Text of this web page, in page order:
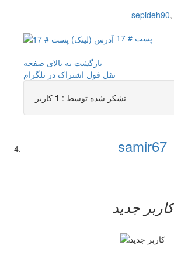
sepideh90,
پست # 17
بازگشت به بالای صفحه
نقل قول اشتراک در تلگرام
تشکر شده توسط : 1 کاربر
samir67
کاربر جدید